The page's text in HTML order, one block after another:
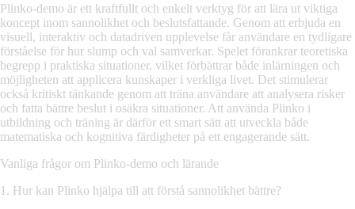
Plinko-demo är ett kraftfullt och enkelt verktyg för att lära ut viktiga
koncept inom sannolikhet och beslutsfattande. Genom att erbjuda en
visuell, interaktiv och datadriven upplevelse får användare en tydligare
förståelse för hur slump och val samverkar. Spelet förankrar teoretiska
begrepp i praktiska situationer, vilket förbättrar både inlärningen och
möjligheten att applicera kunskaper i verkliga livet. Det stimulerar
också kritiskt tänkande genom att träna användare att analysera risker
och fatta bättre beslut i osäkra situationer. Att använda Plinko i
utbildning och träning är därför ett smart sätt att utveckla både
matematiska och kognitiva färdigheter på ett engagerande sätt.
Vanliga frågor om Plinko-demo och lärande
1. Hur kan Plinko hjälpa till att förstå sannolikhet bättre?